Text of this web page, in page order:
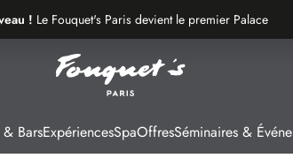
! Le Fouquet's Paris devient le premier Palace
de la plus belle avenue du monde.
& BarsExpériencesSpaOffresSéminaires &